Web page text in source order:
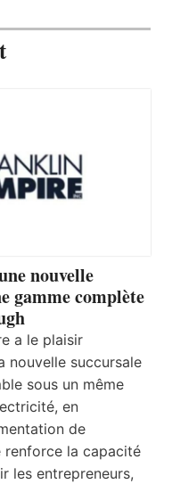
nouvelle
gamme complète
a le plaisir
nouvelle succursale
sous un même
en
de
renforce la capacité
les entrepreneurs,